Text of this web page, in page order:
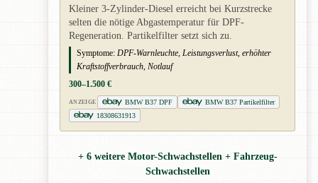
Kleiner 3-Zylinder-Diesel erreicht bei Kurzstrecke
selten die nötige Abgastemperatur für DPF-
Regeneration. Partikelfilter setzt sich zu.
Symptome: DPF-Warnleuchte, Leistungsverlust, erhöhter
Kraftstoffverbrauch, Notlauf
300–1.500 €
ANZEIGE BMW B37 DPF
BMW B37 Partikelfilter
18308631913
+ 6 weitere Motor-Schwachstellen + Fahrzeug-
Schwachstellen